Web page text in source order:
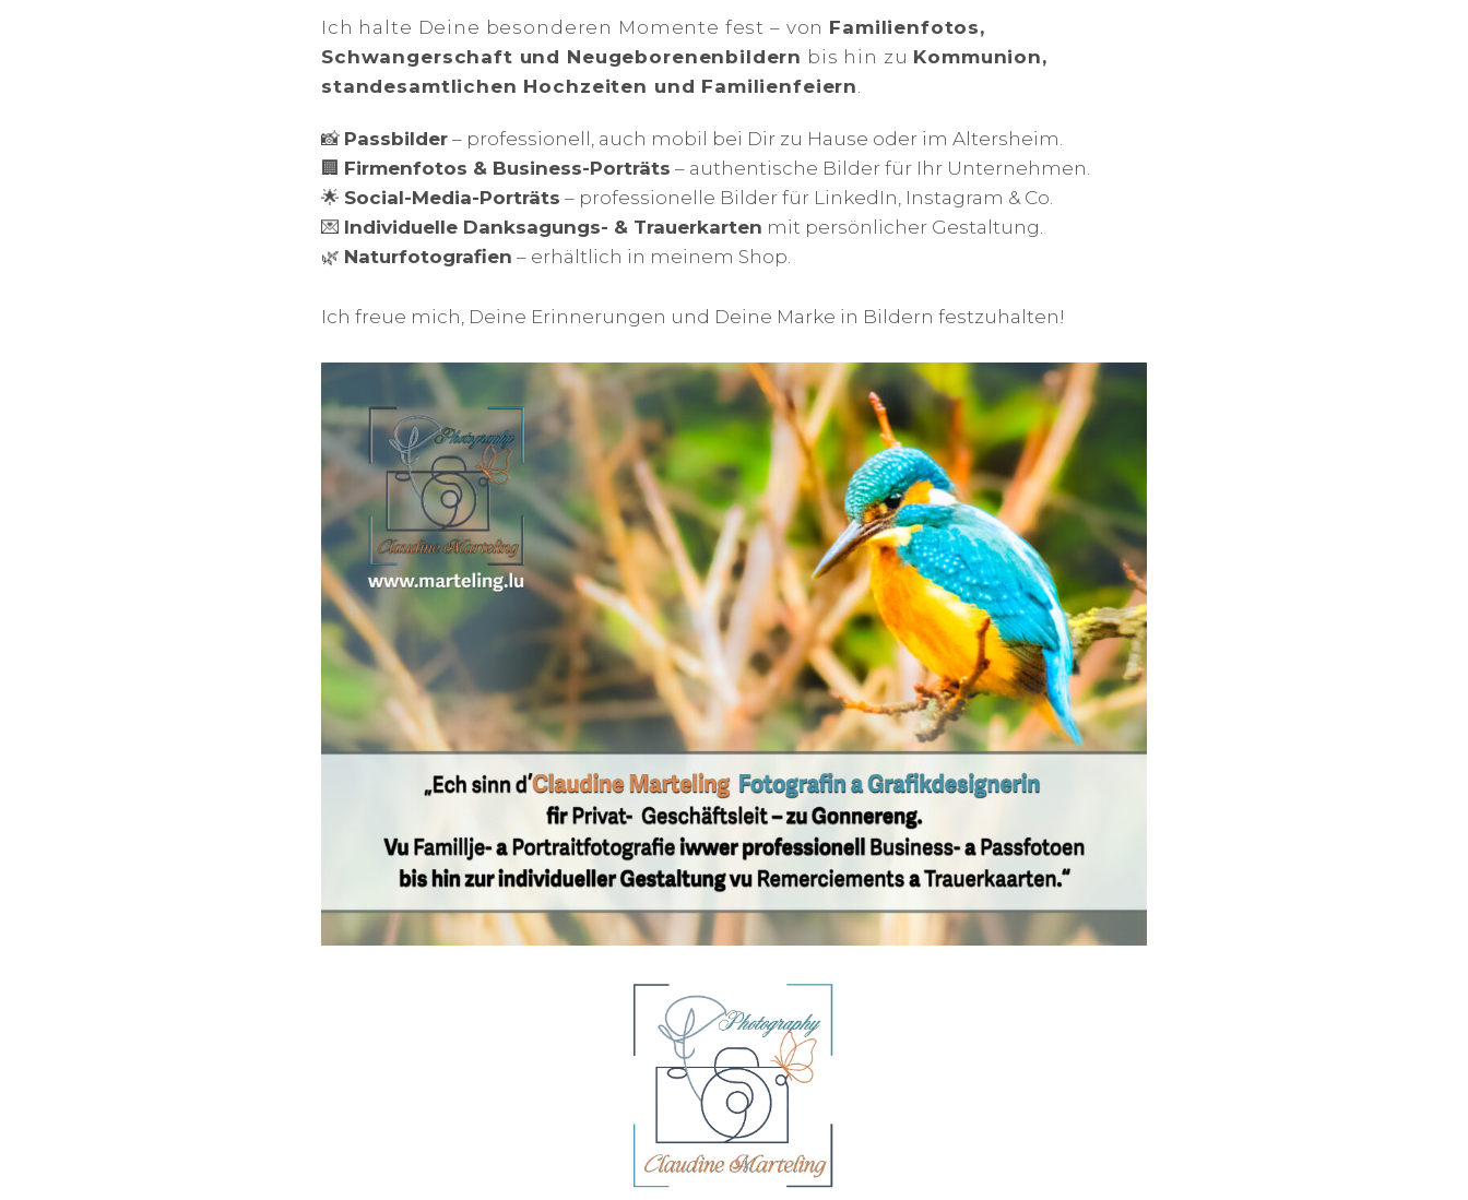
Ich halte Deine besonderen Momente fest – von Familienfotos,
Schwangerschaft und Neugeborenenbildern bis hin zu Kommunion,
standesamtlichen Hochzeiten und Familienfeiern
📸 Passbilder – professionell, auch mobil bei Dir zu Hause oder im Altersheim.
🏢 Firmenfotos & Business-Porträts – authentische Bilder für Ihr Unternehmen.
🌟 Social-Media-Porträts – professionelle Bilder für LinkedIn, Instagram & Co.
💌 Individuelle Danksagungs- & Trauerkarten mit persönlicher Gestaltung.
🌿 Naturfotografien – erhältlich in meinem Shop.
Ich freue mich, Deine Erinnerungen und Deine Marke in Bildern festzuhalten!